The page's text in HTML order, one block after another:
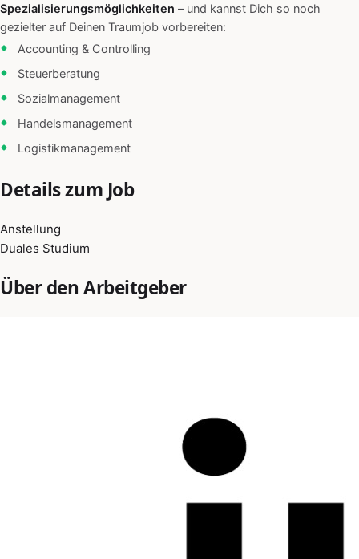
Spezialisierungsmöglichkeiten – und kannst Dich so noch
gezielter auf Deinen Traumjob vorbereiten:
Accounting & Controlling
Steuerberatung
Sozialmanagement
Handelsmanagement
Logistikmanagement
Details zum Job
Anstellung
Duales Studium
Über den Arbeitgeber